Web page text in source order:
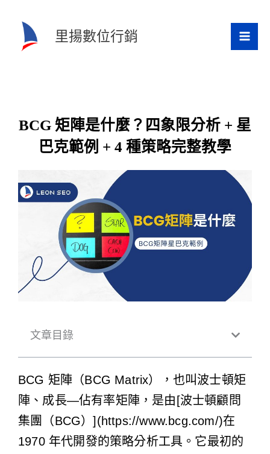
里揚數位行銷
BCG 矩陣是什麼？四象限分析 + 星
巴克範例 + 4 種策略完整教學
文章目錄
BCG 矩陣（BCG Matrix），也叫波士頓矩
陣、成長—佔有率矩陣，是由[波士頓顧問
集團（BCG）](https://www.bcg.com/)在
1970 年代開發的策略分析工具。它最初的